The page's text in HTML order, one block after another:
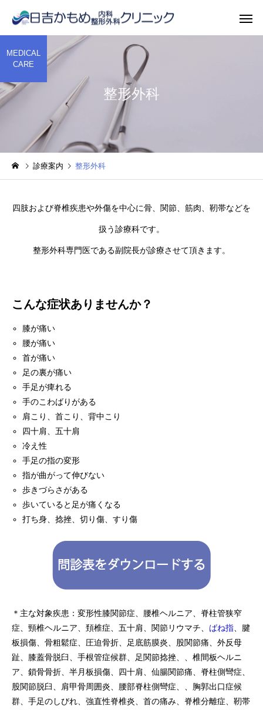
整形外科
MEDICAL
CARE
診療案内 整形外科
四肢および脊椎疾患や外傷を中心に骨、関節、筋肉、靭帯などを
扱う診療科です。
整形外科専門医である副院長が診療させて頂きます。
こんな症状ありませんか？
膝が痛い
腰が痛い
首が痛い
足の裏が痛い
手足が痺れる
手のこわばりがある
肩こり、首こり、背中こり
四十肩、五十肩
冷え性
手足の指の変形
指が曲がって伸びない
歩きづらさがある
歩いていると足が痛くなる
打ち身、捻挫、切り傷、すり傷
＊主な対象疾患：変形性膝関節症、腰椎ヘルニア、脊柱管狭窄
症、頸椎ヘルニア、頚椎症、五十肩、関節リウマチ、 ばね指 、腱
板損傷、骨粗鬆症、圧迫骨折、足底筋膜炎、股関節痛、外反母
趾、膝蓋骨脱臼、手根管症候群、足関節捻挫、、椎間板ヘルニ
ア、鎖骨骨折、半月板損傷、四十肩、仙腸関節痛、脊柱側彎症、
股関節脱臼、肩甲骨周囲炎、腰部脊柱側彎症、、胸郭出口症候
群、手足のしびれ、強直性脊椎炎、首の痛み、脊椎分離症、靭帯